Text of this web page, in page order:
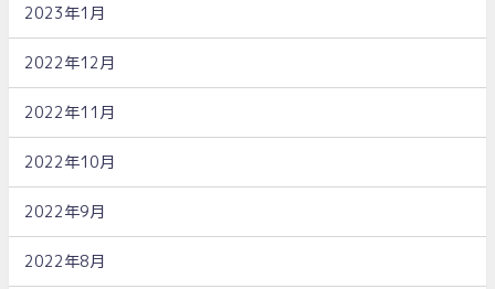
2023年1月
2022年12月
2022年11月
2022年10月
2022年9月
2022年8月